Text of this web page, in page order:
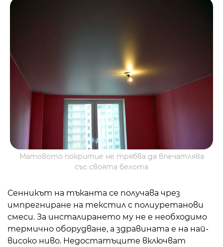
Матовото покритие не трябва да впечатлява
със своята белота
Сенникът на тъканта се получава чрез
импрегниране на текстил с полиуретанови
смеси. За инсталирането му не е необходимо
термично оборудване, а здравината е на най-
високо ниво. Недостатъците включват